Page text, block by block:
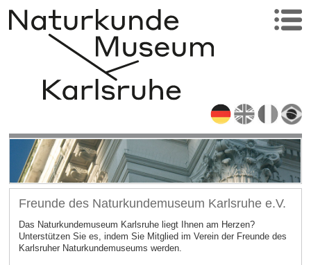
Freunde des Naturkundemuseum Karlsruhe e.V.
Das Naturkundemuseum Karlsruhe liegt Ihnen am Herzen?
Unterstützen Sie es, indem Sie Mitglied im Verein der Freunde des
Karlsruher Naturkundemuseums werden.